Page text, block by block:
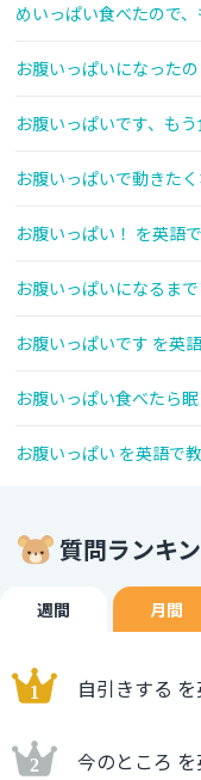
めいっぱい食べたので
お腹いっぱいになった
お腹いっぱいです、も
お腹いっぱいで動きた
お腹いっぱい！ を英語
お腹いっぱいになるま
お腹いっぱいです を英
お腹いっぱい食べたら
お腹いっぱい を英語で
質問ランキ
週間 月間
自引きする
今のところ